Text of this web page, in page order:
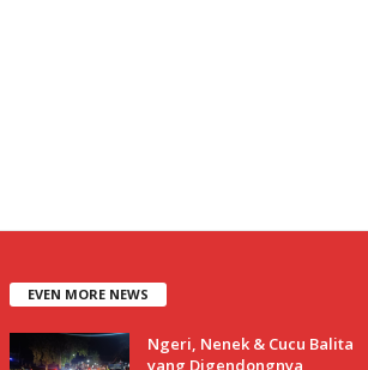
EVEN MORE NEWS
Ngeri, Nenek & Cucu Balita
yang Digendongnya